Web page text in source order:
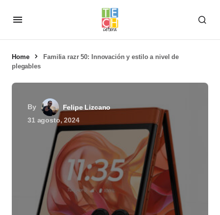
Home
Familia razr 50: Innovación y estilo a nivel de
plegables
By
Felipe Lizcano
31 agosto, 2024